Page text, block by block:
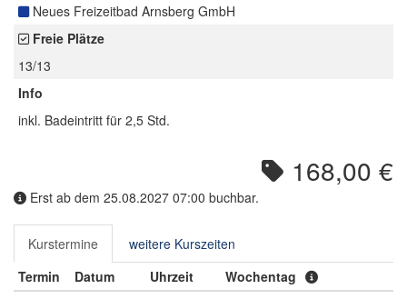
Neues Freizeitbad Arnsberg GmbH
Freie Plätze
13/13
Info
inkl. Badeintritt für 2,5 Std.
168,00 €
Erst ab dem 25.08.2027 07:00 buchbar.
Kurstermine
weitere Kurszeiten
Termin
Datum Uhrzeit Wochentag